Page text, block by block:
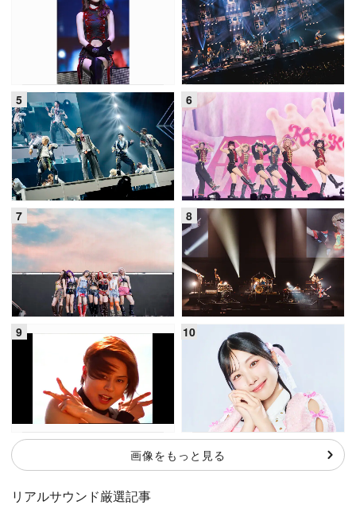
画像をもっと見る
リアルサウンド厳選記事